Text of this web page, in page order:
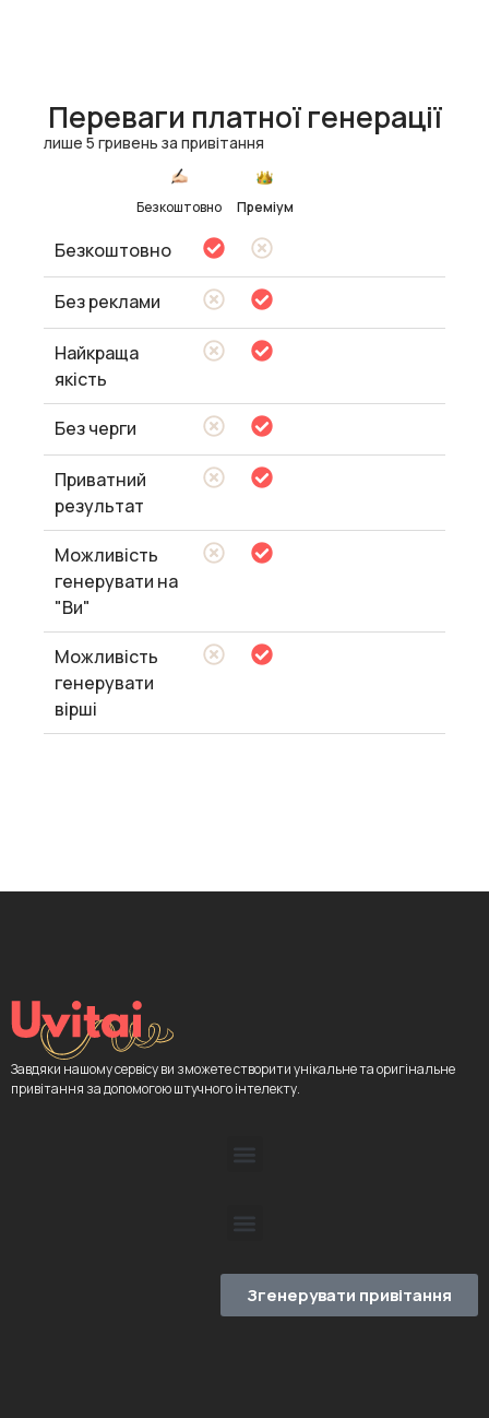
Переваги платної генерації
лише 5 гривень за привітання
Безкоштовно Преміум
Безкоштовно
Без реклами
Найкраща
якість
Без черги
Приватний
результат
Можливість
генерувати на
"Ви"
Можливість
генерувати
вірші
Завдяки нашому сервісу ви зможете створити унікальне та оригінальне
привітання за допомогою штучного інтелекту.
Згенерувати привітання